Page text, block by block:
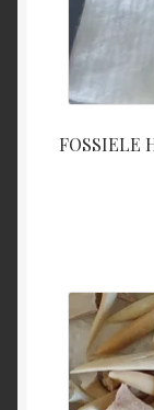
FOSSIELE